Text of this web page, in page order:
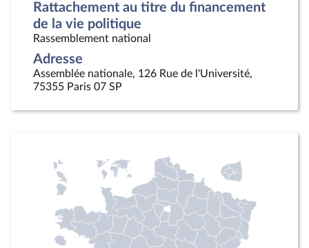
Rattachement au titre du financement
de la vie politique
Rassemblement national
Adresse
Assemblée nationale, 126 Rue de l'Université,
75355 Paris 07 SP